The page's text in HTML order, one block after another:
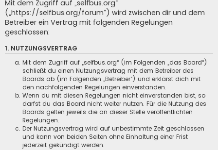
Mit dem Zugriff auf „selfbus.org“
(„https://selfbus.org/forum“) wird zwischen dir und dem
Betreiber ein Vertrag mit folgenden Regelungen
geschlossen:
1. NUTZUNGSVERTRAG
Mit dem Zugriff auf „selfbus.org“ (im Folgenden „das Board“)
schließt du einen Nutzungsvertrag mit dem Betreiber des
Boards ab (im Folgenden „Betreiber“) und erklärst dich mit
den nachfolgenden Regelungen einverstanden.
Wenn du mit diesen Regelungen nicht einverstanden bist, so
darfst du das Board nicht weiter nutzen. Für die Nutzung des
Boards gelten jeweils die an dieser Stelle veröffentlichten
Regelungen.
Der Nutzungsvertrag wird auf unbestimmte Zeit geschlossen
und kann von beiden Seiten ohne Einhaltung einer Frist
jederzeit gekündigt werden.